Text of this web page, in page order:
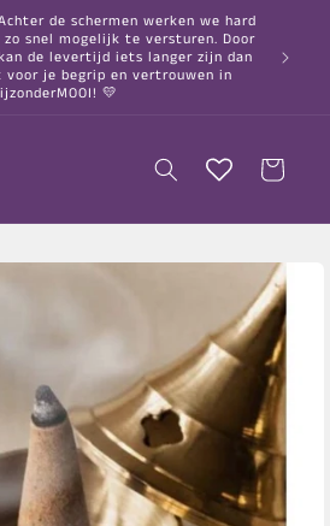
de schermen werken we hard
snel mogelijk te versturen. Door
de levertijd iets langer zijn dan
voor je begrip en vertrouwen in
💛
○
Winkelwagen